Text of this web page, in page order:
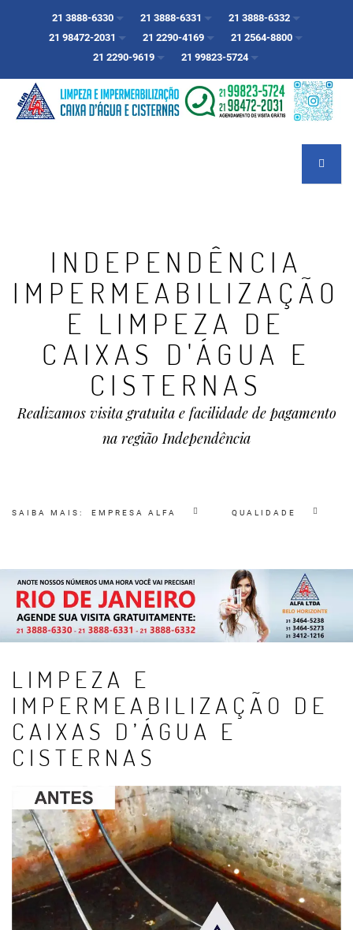
21 3888-6330 21 3888-6331
21 3888-6332
21 98472-2031
21 2290-4169
21 2564-8800
21 2290-9619
21 99823-5724
INDEPENDÊNCIA
IMPERMEABILIZAÇÃO
E LIMPEZA DE
CAIXAS D'ÁGUA E
CISTERNAS
Realizamos visita gratuita e facilidade de pagamento
na região Independência
SAIBA MAIS: EMPRESA ALFA QUALIDADE
LIMPEZA E
IMPERMEABILIZAÇÃO DE
CAIXAS D’ÁGUA E
CISTERNAS